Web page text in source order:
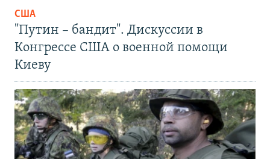
США
"Путин – бандит". Дискуссии в
Конгрессе США о военной помощи
Киеву